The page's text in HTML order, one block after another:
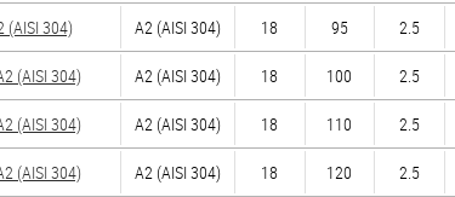
304) А2 (AISI 304) 18 95 2.5
(AISI 304) А2 (AISI 304) 18 100 2.5
(AISI 304) А2 (AISI 304) 18 110 2.5
(AISI 304) А2 (AISI 304) 18 120 2.5